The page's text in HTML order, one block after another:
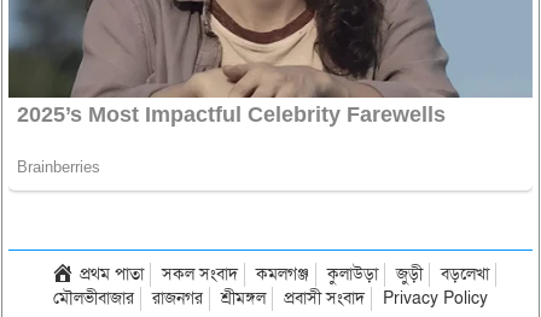
প্রথম পাতা সকল সংবাদ কমলগঞ্জ কুলাউড়া জুড়ী
বড়লেখা
মৌলভীবাজার
রাজনগর শ্রীমঙ্গল প্রবাসী সংবাদ Privacy Policy